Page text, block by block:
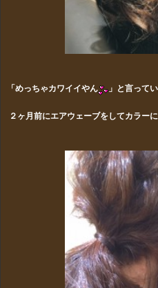
「めっちゃカワイイやん 」と言って
２ヶ月前にエアウェーブをしてカラー